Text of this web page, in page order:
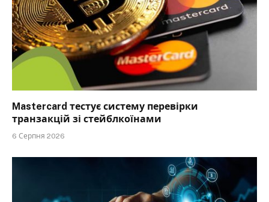
Mastercard тестує систему перевірки
транзакцій зі стейблкоїнами
6 Серпня 2026